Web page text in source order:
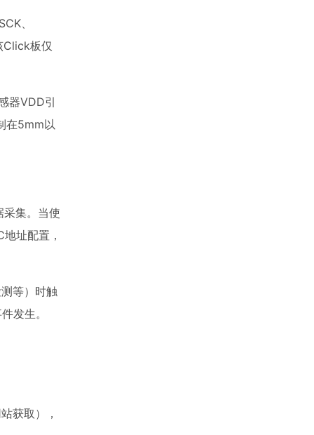
、
Click板仅
器VDD引
在5mm以
采集。当使
址配置，
等）时触
发生。
获取），